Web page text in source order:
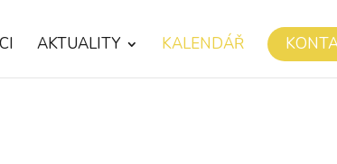
AKTUALITY KALENDÁŘ